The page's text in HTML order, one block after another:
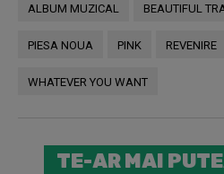
ALBUM MUZICAL BEAUTIFUL
PIESA NOUA PINK REVENIRE
WHATEVER YOU WANT
TE-AR MAI